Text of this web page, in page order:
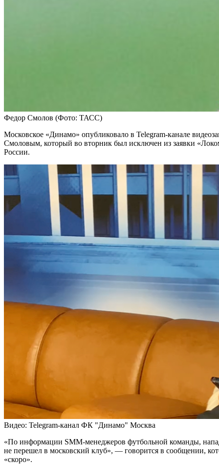
Федор Смолов (Фото: ТАСС)
Московское «Динамо» опубликовало в Telegram-канале
Смоловым, который во вторник был исключен из заявки
России.
Видео: Telegram-канал ФК "Динамо" Москва
«По информации SMM-менеджеров футбольной команды,
не перешел в московский клуб», — говорится в сообщении,
«скоро».